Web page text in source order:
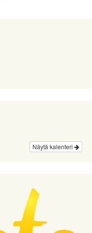
Näytä kalenteri